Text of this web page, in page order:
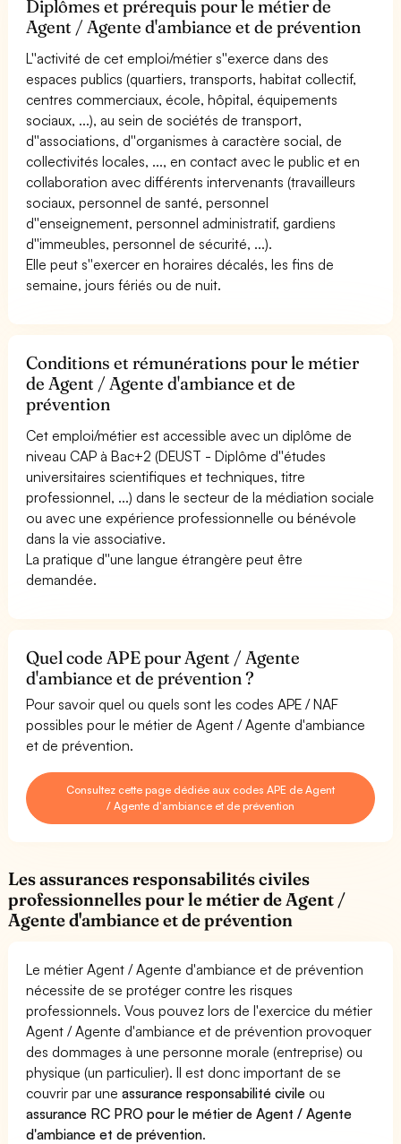
Diplômes et prérequis pour le métier de
Agent / Agente d'ambiance et de prévention
L''activité de cet emploi/métier s''exerce dans des
espaces publics (quartiers, transports, habitat collectif,
centres commerciaux, école, hôpital, équipements
sociaux, ...), au sein de sociétés de transport,
d''associations, d''organismes à caractère social, de
collectivités locales, ..., en contact avec le public et en
collaboration avec différents intervenants (travailleurs
sociaux, personnel de santé, personnel
d''enseignement, personnel administratif, gardiens
d''immeubles, personnel de sécurité, ...).
Elle peut s''exercer en horaires décalés, les fins de
semaine, jours fériés ou de nuit.
Conditions et rémunérations pour le métier
de Agent / Agente d'ambiance et de
prévention
Cet emploi/métier est accessible avec un diplôme de
niveau CAP à Bac+2 (DEUST - Diplôme d''études
universitaires scientifiques et techniques, titre
professionnel, ...) dans le secteur de la médiation sociale
ou avec une expérience professionnelle ou bénévole
dans la vie associative.
La pratique d''une langue étrangère peut être
demandée.
Quel code APE pour Agent / Agente
d'ambiance et de prévention ?
Pour savoir quel ou quels sont les codes APE / NAF
possibles pour le métier de Agent / Agente d'ambiance
et de prévention.
Consultez cette page dédiée aux codes APE de Agent
/ Agente d'ambiance et de prévention
Les assurances responsabilités civiles
professionnelles pour le métier de Agent /
Agente d'ambiance et de prévention
Le métier Agent / Agente d'ambiance et de prévention
nécessite de se protéger contre les risques
professionnels. Vous pouvez lors de l'exercice du métier
Agent / Agente d'ambiance et de prévention provoquer
des dommages à une personne morale (entreprise) ou
physique (un particulier). Il est donc important de se
couvrir par uneassurance responsabilité civile ou
assurance RC PRO pour le métier de Agent / Agente
d'ambiance et de prévention.